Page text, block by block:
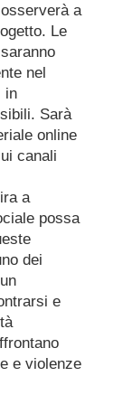
a
Le
nel
in
Sarà
online
canali
a
possa
dei
e
e violenze